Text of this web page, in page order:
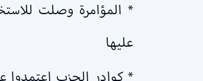
* المؤامرة وصلت
عليها
* كوادر الحزب اعتمدوا